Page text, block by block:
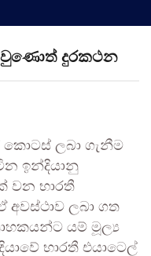
දුරකථන
කොටස් ලබා ගැනීම
ඉන්දියානු
වන භාරතී
අවස්ථාව ලබා ගත
යම් මූල්‍ය
භාරතී එයාටෙල්